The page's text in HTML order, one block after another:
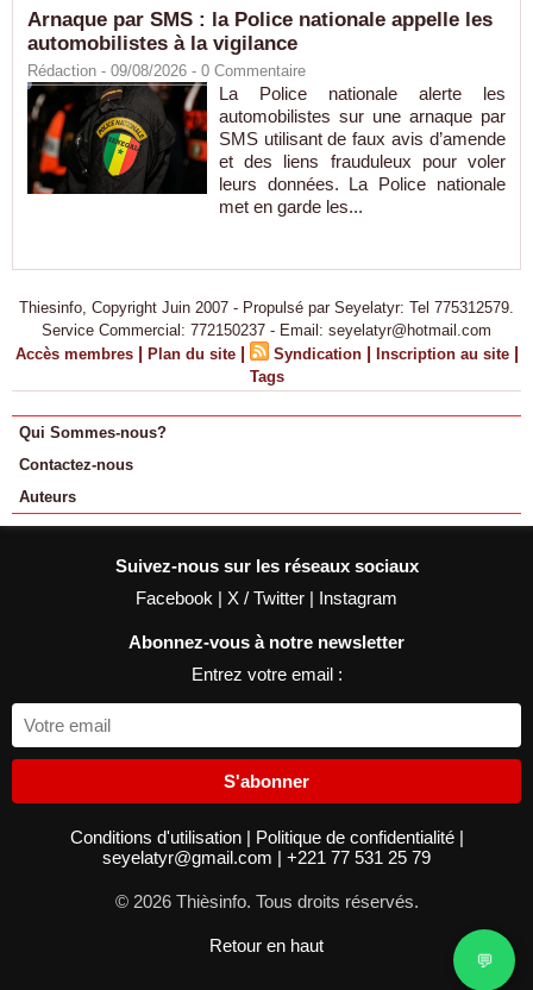
Arnaque par SMS : la Police nationale appelle les
automobilistes à la vigilance
Rédaction - 09/08/2026 - 0 Commentaire
La Police nationale alerte les
automobilistes sur une arnaque par
SMS utilisant de faux avis d’amende
et des liens frauduleux pour voler
leurs données. La Police nationale
met en garde les...
Thiesinfo, Copyright Juin 2007 - Propulsé par Seyelatyr: Tel 775312579.
Service Commercial: 772150237 - Email: seyelatyr@hotmail.com
Accès membres | Plan du site | Syndication | Inscription au site |
Tags
Qui Sommes-nous?
Contactez-nous
Auteurs
Suivez-nous sur les réseaux sociaux
Facebook | X / Twitter | Instagram
Abonnez-vous à notre newsletter
Entrez votre email :
S'abonner
Conditions d'utilisation | Politique de confidentialité |
seyelatyr@gmail.com | +221 77 531 25 79
© 2026 Thièsinfo. Tous droits réservés.
Retour en haut
💬